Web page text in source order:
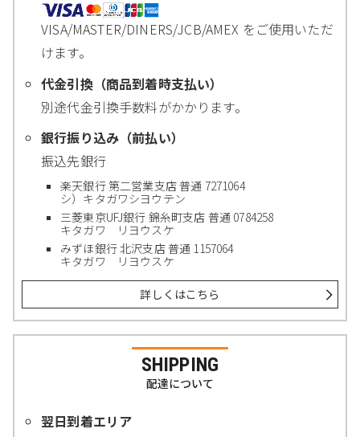
VISA/MASTER/DINERS/JCB/AMEX をご使用いただ
けます。
代金引換（商品到着時支払い）
別途代金引換手数料がかかります。
銀行振り込み（前払い）
振込先銀行
楽天銀行 第二営業支店 普通 7271064
シ）キタガワシヨウテン
三菱東京UFJ銀行 錦糸町支店 普通 0784258
キタガワ リヨウスケ
みずほ銀行 北沢支店 普通 1157064
キタガワ リヨウスケ
詳しくはこちら
SHIPPING
配達について
翌日到着エリア